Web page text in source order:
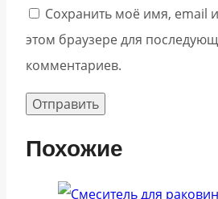
Сохранить моё имя, email
этом браузере для
комментариев.
Похожие